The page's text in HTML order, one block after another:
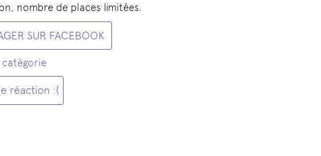
nombre de places limitées.
SUR FACEBOOK
catégorie
réaction :(